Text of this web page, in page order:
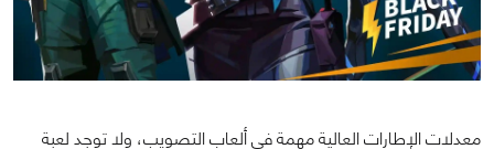
معدلات الإطارات العالية مهمة في ألعاب التصويب، ولا توجد لعبة